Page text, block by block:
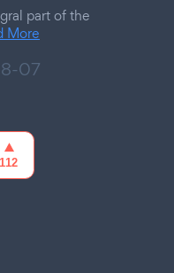
part of the
More
07